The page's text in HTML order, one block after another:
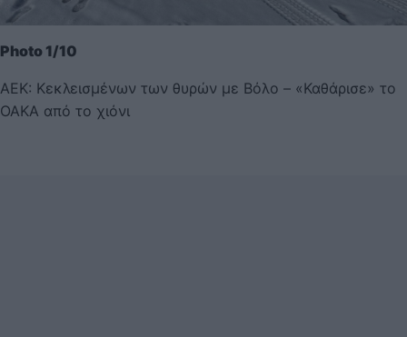
Photo 1/10
ΑΕΚ: Κεκλεισμένων των θυρών με Βόλο – «Καθάρισε» το
ΟΑΚΑ από το χιόνι